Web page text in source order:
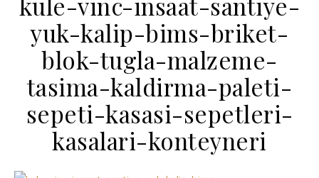
yuk-kalip-bims-briket-
blok-tugla-malzeme-
tasima-kaldirma-paleti-
sepeti-kasasi-sepetleri-
kasalari-konteyneri